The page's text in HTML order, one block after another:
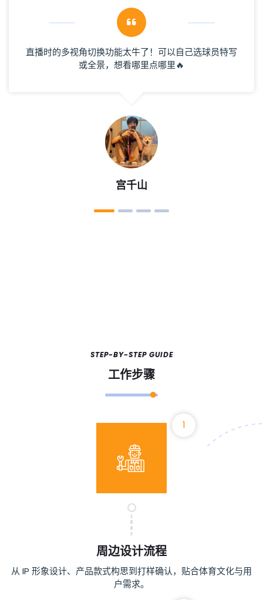
直播时的多视角切换功能太牛了！可以自己选球员特写
或全景，想看哪里点哪里🔥
宫千山
STEP-BY-STEP GUIDE
工作步骤
1
周边设计流程
从 IP 形象设计、产品款式构思到打样确认，贴合体育文化与用
户需求。